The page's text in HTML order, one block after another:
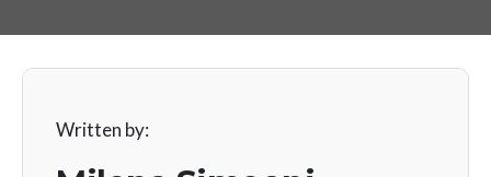
Written by: